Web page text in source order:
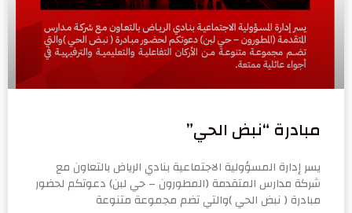
مبادرة “نبض الحي”
يسر إدارة المسؤولية الاجتماعية بنادي الرياض بالتعاون مع
شركة مدارس المتقدمة (المطورون – حي لبن) دعوتكم لحضور
مبادرة ( نبض الحي )والتي تضم مجموعة متنوعة